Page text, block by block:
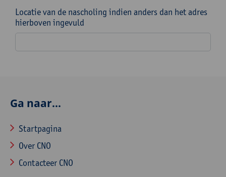
Locatie van de nascholing indien anders dan het adres
hierboven ingevuld
Ga naar...
Startpagina
Over CNO
Contacteer CNO